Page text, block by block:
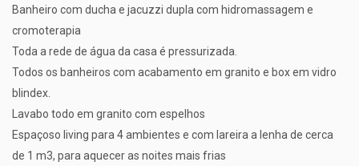
Banheiro com ducha e jacuzzi dupla com hidromassagem e
cromoterapia
Toda a rede de água da casa é pressurizada.
Todos os banheiros com acabamento em granito e box em vidro
blindex.
Lavabo todo em granito com espelhos
Espaçoso living para 4 ambientes e com lareira a lenha de cerca
de 1 m3, para aquecer as noites mais frias